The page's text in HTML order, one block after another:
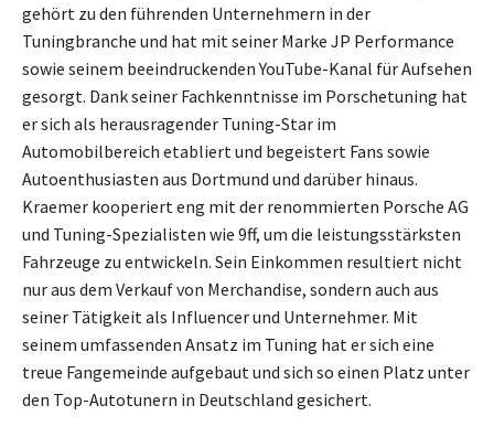
gehört zu den führenden Unternehmern in der
Tuningbranche und hat mit seiner Marke JP Performance
sowie seinem beeindruckenden YouTube-Kanal für Aufsehen
gesorgt. Dank seiner Fachkenntnisse im Porschetuning hat
er sich als herausragender Tuning-Star im
Automobilbereich etabliert und begeistert Fans sowie
Autoenthusiasten aus Dortmund und darüber hinaus.
Kraemer kooperiert eng mit der renommierten Porsche AG
und Tuning-Spezialisten wie 9ff, um die leistungsstärksten
Fahrzeuge zu entwickeln. Sein Einkommen resultiert nicht
nur aus dem Verkauf von Merchandise, sondern auch aus
seiner Tätigkeit als Influencer und Unternehmer. Mit
seinem umfassenden Ansatz im Tuning hat er sich eine
treue Fangemeinde aufgebaut und sich so einen Platz unter
den Top-Autotunern in Deutschland gesichert.